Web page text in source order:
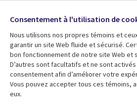
Ressources
Articles
Suivez-nous
Social
Media
Global
FR
Consentement à l'utilisation de
Nous utilisons nos propres témoins et
garantir un site Web fluide et sécurisé.
bon fonctionnement de notre site Web et
D’autres sont facultatifs et ne sont activés
consentement afin d’améliorer votre
Vous pouvez accepter tous ces témoins,
eux.